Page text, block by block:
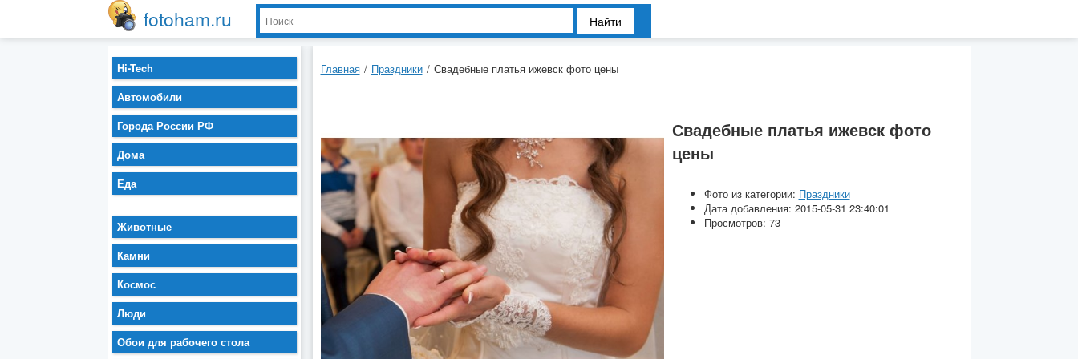
fotoham.ru Найти
Главная / Праздники / Свадебные платья ижевск фото цены
Свадебные платья ижевск фото
цены
Фото из категории: Праздники
Дата добавления: 2015-05-31 23:40:01
Просмотров: 73
Hi-Tech
Автомобили
Города России РФ
Дома
Еда
Животные
Камни
Космос
Люди
Обои для рабочего стола